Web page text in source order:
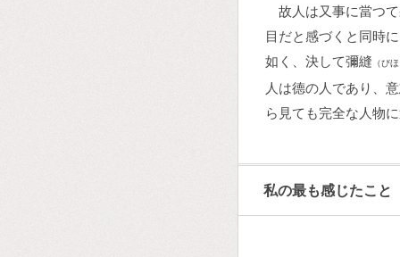
故人は又事に當つ
目だと感づくと同時
如く、決して彌縫 （び
人は德の人であり、
ら見ても完全な人物
私の最も感じたこと